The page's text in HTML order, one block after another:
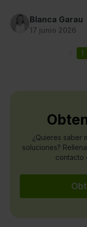
más eficiente y
Blanca Garau
17 junio 2026
1
¿Quieres saber
soluciones?
contacto